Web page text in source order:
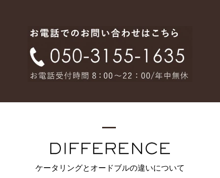
ケータリングとオードブルの違いについて